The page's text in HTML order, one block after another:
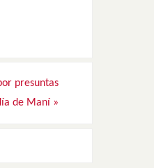
presuntas
de Maní »